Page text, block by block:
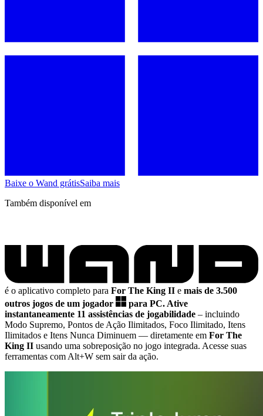
Baixe o Wand grátisSaiba mais
Também disponível em
é o aplicativo completo para For The King II e mais de 3.500
outros jogos de um jogador
para PC. Ative
instantaneamente 11 assistências de jogabilidade – incluindo
Modo Supremo, Pontos de Ação Ilimitados, Foco Ilimitado, Itens
Ilimitados e Itens Nunca Diminuem — diretamente em For The
King II usando uma sobreposição no jogo integrada. Acesse suas
ferramentas com Alt+W sem sair da ação.